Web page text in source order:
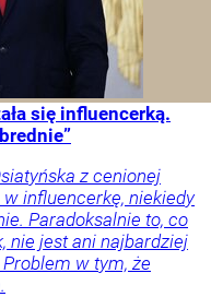
się influencerką.
z cenionej
influencerkę, niekiedy
Paradoksalnie to, co
nie jest ani najbardziej
w tym, że